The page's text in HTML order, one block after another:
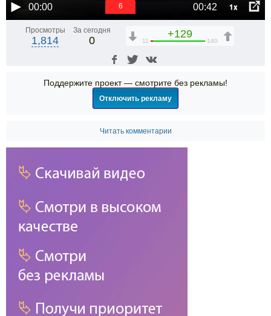
00:00 00:42 1x
6
Просмотры
1,814
За сегодня
0
+129
11 140
Поддержите проект — смотрите без рекламы!
Отключить рекламу
Читать комментарии